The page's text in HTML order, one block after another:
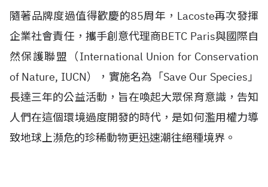
隨著品牌度過值得歡慶的85周年，Lacoste再次發揮
企業社會責任，攜手創意代理商BETC Paris與國際自
然保護聯盟（International Union for Conservation
of Nature, IUCN），實施名為「Save Our Species」
長達三年的公益活動，旨在喚起大眾保育意識，告知
人們在這個環境過度開發的時代，是如何濫用權力導
致地球上瀕危的珍稀動物更迅速潮往絕種境界。